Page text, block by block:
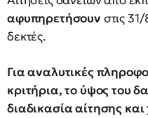
αφυπηρετήσουν στις
δεκτές.
Για αναλυτικές
κριτήρια, το ύψος του
διαδικασία αίτησης